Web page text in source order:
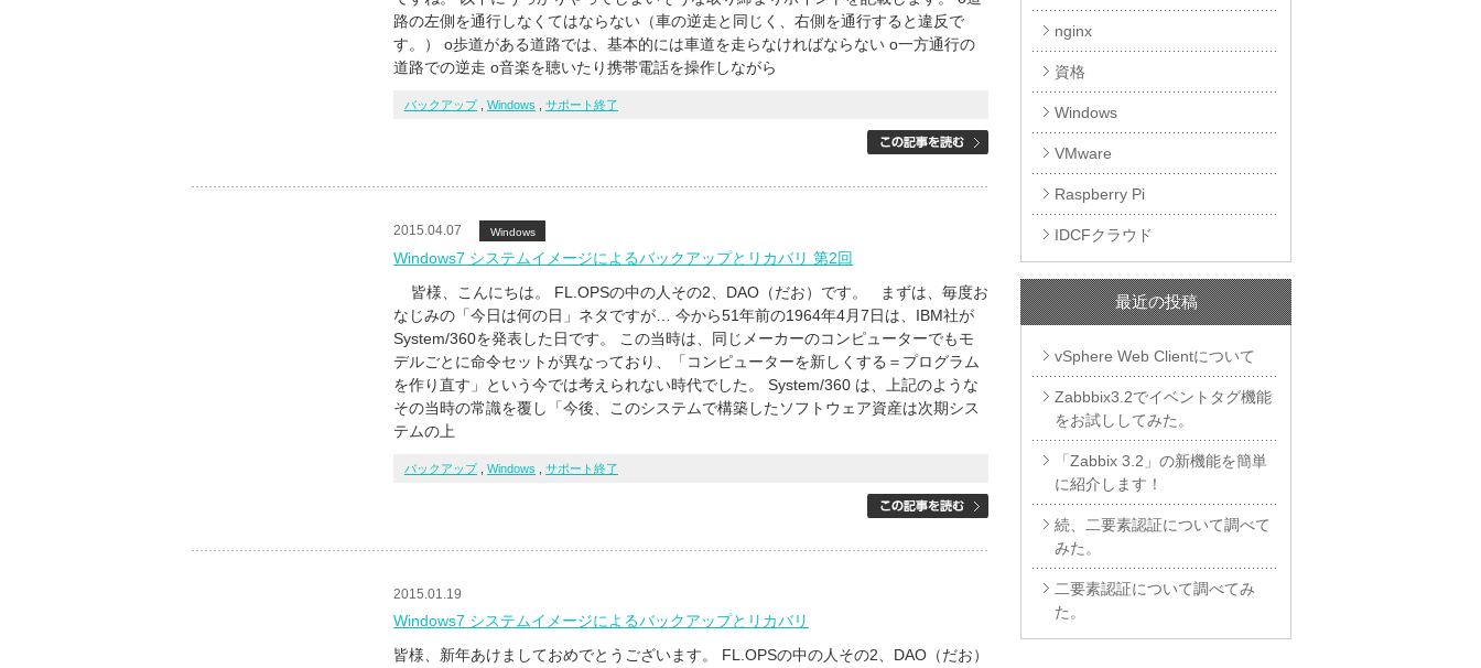
路の左側を通行しなくてはならない（車の逆走と同じく、右側を通行すると違反で
す。） о歩道がある道路では、基本的には車道を走らなければならない о一方通行の
道路での逆走 о音楽を聴いたり携帯電話を操作しながら
バックアップ, Windows サポート終了
2015.04.07 Windows
Windows7 システムイメージによるバックアップとリカバリ 第2回
皆様、こんにちは。 FL.OPSの中の人その2、DAO（だお）です。 まずは、毎度お
なじみの「今日は何の日」ネタですが… 今から51年前の1964年4月7日は、IBM社が
System/360を発表した日です。 この当時は、同じメーカーのコンピューターでもモ
デルごとに命令セットが異なっており、「コンピューターを新しくする＝プログラム
を作り直す」という今では考えられない時代でした。 System/360 は、上記のような
その当時の常識を覆し「今後、このシステムで構築したソフトウェア資産は次期シス
テムの上
バックアップ, Windows サポート終了
2015.01.19
Windows7 システムイメージによるバックアップとリカバリ
皆様、新年あけましておめでとうございます。 FL.OPSの中の人その2、DAO（だお）
nginx
資格
Windows
VMware
Raspberry Pi
IDCFクラウド
最近の投稿
vSphere Web Clientについて
Zabbbix3.2でイベントタグ機能
をお試ししてみた。
「Zabbix 3.2」の新機能を簡単
に紹介します！
続、二要素認証について調べて
みた。
二要素認証について調べてみ
た。